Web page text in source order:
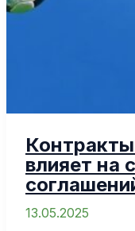
влияет на
13.05.2025